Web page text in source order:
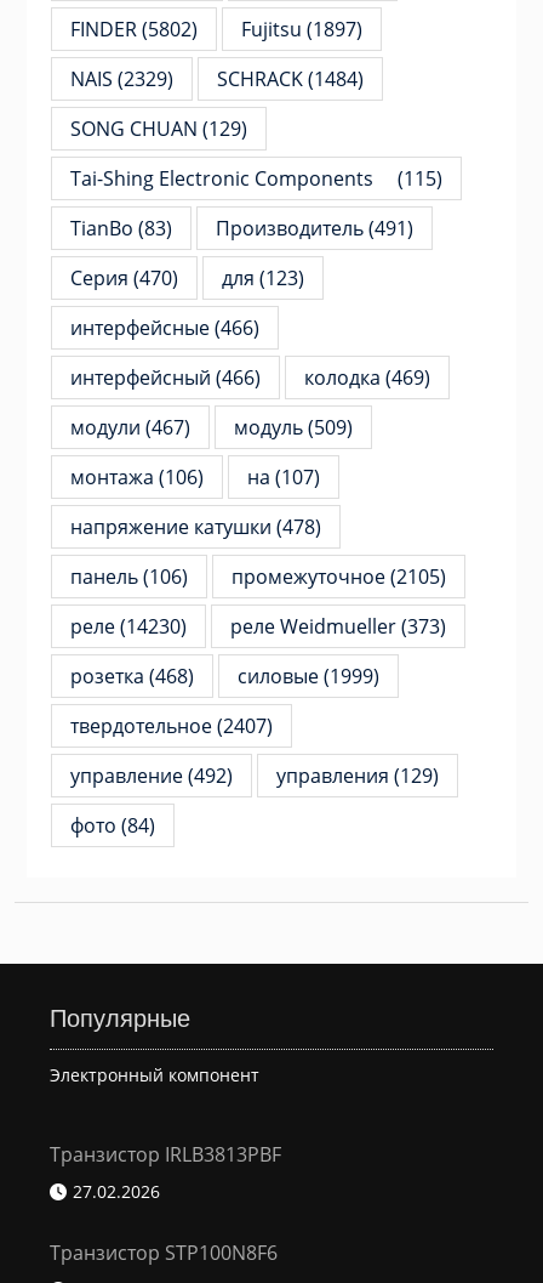
FINDER(5802) Fujitsu (1897)
NAIS (2329) SCHRACK(1484)
SONG CHUAN (129)
Tai-Shing Electronic Components
(115)
TianBo (83) Производитель(491)
Серия (470) для (123)
интерфейсные(466)
интерфейсный (466) колодка (469)
модули (467) модуль(509)
монтажа (106) на (107)
напряжение катушки (478)
панель(106) промежуточное(2105)
реле(14230) реле Weidmueller(373)
розетка (468) силовые(1999)
твердотельное(2407)
управление(492) управления (129)
фото (84)
Популярные
Электронный компонент
Транзистор IRLB3813PBF
27.02.2026
Транзистор STP100N8F6